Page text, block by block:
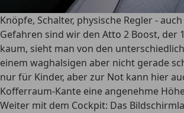
Knöpfe, Schalter, physische Regler -
Gefahren sind wir den Atto 2 Boost, der
kaum, sieht man von den
einem waghalsigen aber nicht gerade
nur für Kinder, aber zur Not kann hier
Kofferraum-Kante eine angenehme
Weiter mit dem Cockpit: Das